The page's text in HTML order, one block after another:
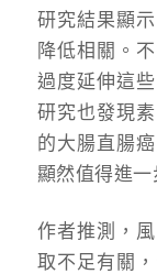
研究結果顯
降低相關。
過度延伸這
研究也發現
的大腸直腸
顯然值得進一
作者推測，
取不足有關